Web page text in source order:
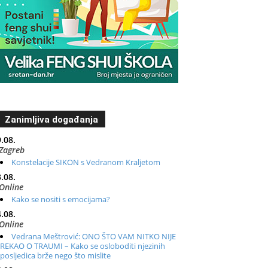
Zanimljiva događanja
Konstelacije SIKON s Vedranom Kraljetom
Online
Kako se nositi s emocijama?
Online
Vedrana Meštrović: ONO ŠTO VAM NITKO NIJE
REKAO O TRAUMI – Kako se osloboditi njezinih
posljedica brže nego što mislite